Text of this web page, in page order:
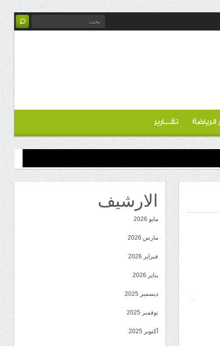
الرياضة تقـــارير
الارشيف
مايو 2026
مارس 2026
فبراير 2026
يناير 2026
ديسمبر 2025
نوفمبر 2025
أكتوبر 2025